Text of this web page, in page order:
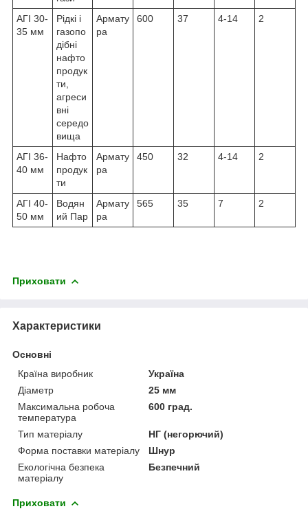
АГІ 30-
35 мм
Рідкі і
газопо
дібні
нафто
продук
ти,
агреси
вні
середо
вища
Армату
ра
600 37 4-14 2
АГІ 36-
40 мм
Нафто
продук
ти
Армату
ра
450 32 4-14 2
АГІ 40-
50 мм
Водян
ий Пар
Армату
ра
565 35 7 2
Приховати
Характеристики
Основні
Країна виробник
Україна
Діаметр
25 мм
Максимальна робоча
температура
600 град.
Тип матеріалу
НГ (негорючий)
Форма поставки матеріалу
Шнур
Екологічна безпека
матеріалу
Безпечний
Приховати